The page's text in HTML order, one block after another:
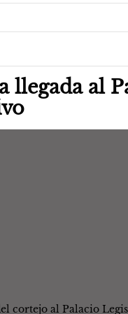
llegada al
cortejo al Palacio